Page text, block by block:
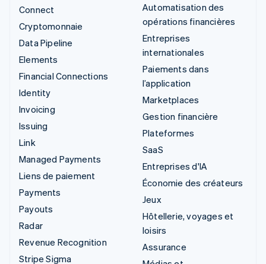
Connect
Cryptomonnaie
Data Pipeline
Elements
Financial Connections
Identity
Invoicing
Issuing
Link
Managed Payments
Liens de paiement
Payments
Payouts
Radar
Revenue Recognition
Stripe Sigma
Automatisation des
opérations financières
Entreprises
internationales
Paiements dans
l’application
Marketplaces
Gestion financière
Plateformes
SaaS
Entreprises d'IA
Économie des créateurs
Jeux
Hôtellerie, voyages et
loisirs
Assurance